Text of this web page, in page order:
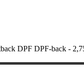
DPF DPF-back -